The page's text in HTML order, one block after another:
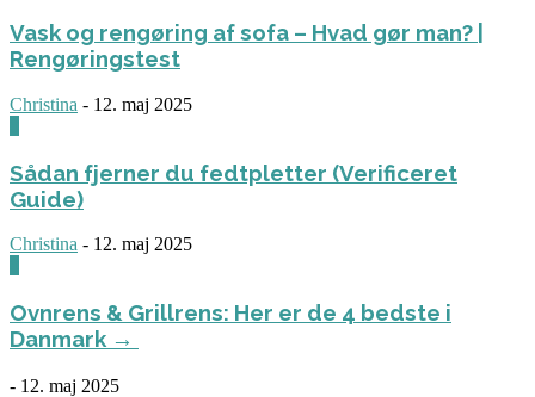
Vask og rengøring af sofa – Hvad gør man? |
Rengøringstest
Christina - 12. maj 2025
Sådan fjerner du fedtpletter (Verificeret
Guide)
Christina - 12. maj 2025
Ovnrens & Grillrens: Her er de 4 bedste i
Danmark →
- 12. maj 2025